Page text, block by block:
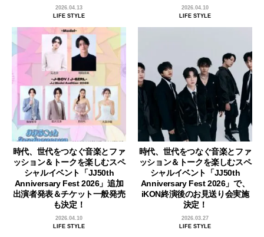
2026.04.13
LIFE STYLE
2026.04.10
LIFE STYLE
時代、世代をつなぐ音楽とファ
ッション＆トークを楽しむスペ
シャルイベント「JJ50th
Anniversary Fest 2026」追加
出演者発表＆チケット一般発売
も決定！
2026.04.10
LIFE STYLE
時代、世代をつなぐ音楽とファ
ッション＆トークを楽しむスペ
シャルイベント「JJ50th
Anniversary Fest 2026」で、
iKON終演後のお見送り会実施
決定！
2026.03.27
LIFE STYLE